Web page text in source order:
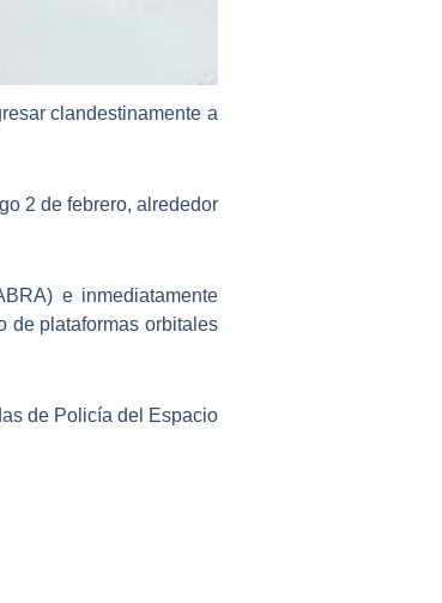
clandestinamente a
2 de febrero, alrededor
e inmediatamente
de plataformas orbitales
de Policía del Espacio